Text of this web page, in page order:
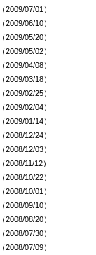
（2009/07/01）
（2009/06/10）
（2009/05/20）
（2009/05/02）
（2009/04/08）
（2009/03/18）
（2009/02/25）
（2009/02/04）
（2009/01/14）
（2008/12/24）
（2008/12/03）
（2008/11/12）
（2008/10/22）
（2008/10/01）
（2008/09/10）
（2008/08/20）
（2008/07/30）
（2008/07/09）